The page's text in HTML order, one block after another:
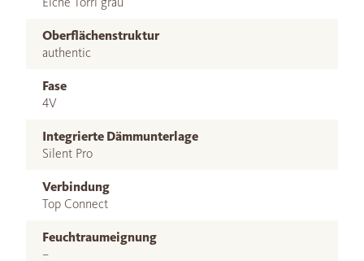
Oberflächenstruktur
authentic
Fase
4V
Integrierte Dämmunterlage
Silent Pro
Verbindung
Top Connect
Feuchtraumeignung
–